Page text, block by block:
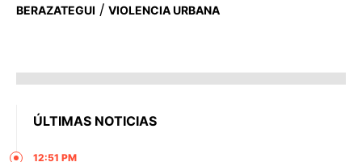
BERAZATEGUI / VIOLENCIA URBANA
ÚLTIMAS NOTICIAS
12:51 PM